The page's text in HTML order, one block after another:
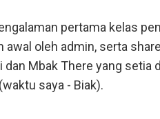
pertama kelas
awal oleh admin, serta
dan Mbak There yang
saya - Biak).